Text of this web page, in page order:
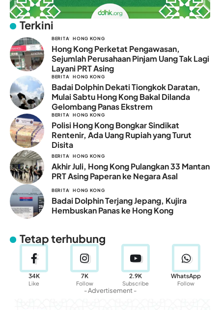
Terkini
BERITA HONG KONG
Hong Kong Perketat Pengawasan,
Sejumlah Perusahaan Pinjam Uang Tak Lagi
Layani PRT Asing
BERITA HONG KONG
Badai Dolphin Dekati Tiongkok Daratan,
Mulai Sabtu Hong Kong Bakal Dilanda
Gelombang Panas Ekstrem
BERITA HONG KONG
Polisi Hong Kong Bongkar Sindikat
Rentenir, Ada Uang Rupiah yang Turut
Disita
BERITA HONG KONG
Akhir Juli, Hong Kong Pulangkan 33 Mantan
PRT Asing Paperan ke Negara Asal
BERITA HONG KONG
Badai Dolphin Terjang Jepang, Kujira
Hembuskan Panas ke Hong Kong
Tetap terhubung
34K
Like
7K
Follow
2.9K
Subscribe
WhatsApp
Follow
- Advertisement -